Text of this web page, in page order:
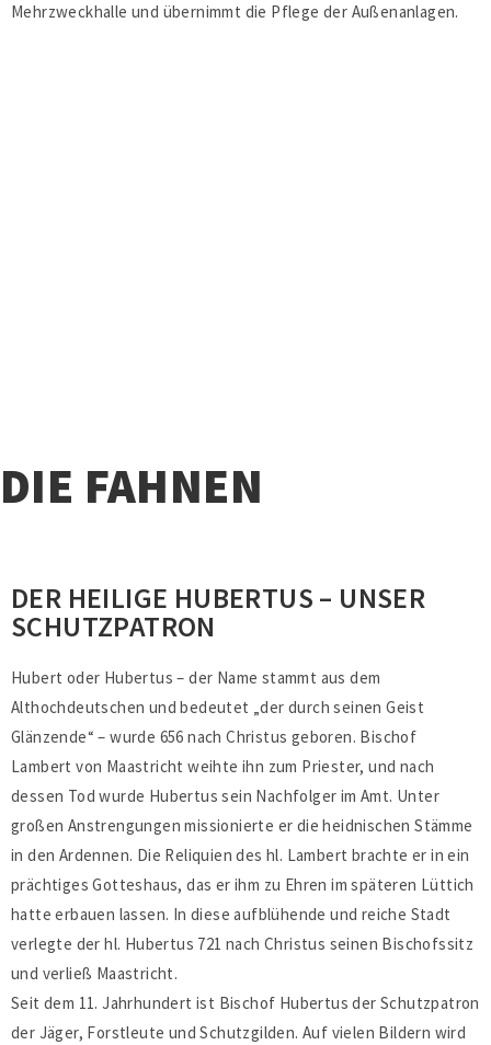
Mehrzweckhalle und übernimmt die Pflege der Außenanlagen.
DIE FAHNEN
DER HEILIGE HUBERTUS – UNSER
SCHUTZPATRON
Hubert oder Hubertus – der Name stammt aus dem
Althochdeutschen und bedeutet „der durch seinen Geist
Glänzende“ – wurde 656 nach Christus geboren. Bischof
Lambert von Maastricht weihte ihn zum Priester, und nach
dessen Tod wurde Hubertus sein Nachfolger im Amt. Unter
großen Anstrengungen missionierte er die heidnischen Stämme
in den Ardennen. Die Reliquien des hl. Lambert brachte er in ein
prächtiges Gotteshaus, das er ihm zu Ehren im späteren Lüttich
hatte erbauen lassen. In diese aufblühende und reiche Stadt
verlegte der hl. Hubertus 721 nach Christus seinen Bischofssitz
und verließ Maastricht.
Seit dem 11. Jahrhundert ist Bischof Hubertus der Schutzpatron
der Jäger, Forstleute und Schutzgilden. Auf vielen Bildern wird